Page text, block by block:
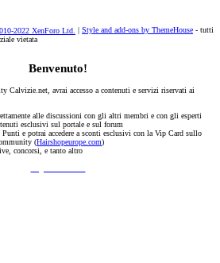
2022 XenForo Ltd. Style and add-ons by ThemeHouse - tutti
vietata
Benvenuto!
Calvizie.net, avrai accesso a contenuti e servizi riservati ai
alle discussioni con gli altri membri e con gli esperti
esclusivi sul portale e sul forum
e potrai accedere a sconti esclusivi con la Vip Card sullo
(Hairshopeurope.com)
concorsi, e tanto altro